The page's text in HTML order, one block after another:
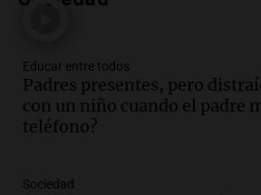
y críticas entre senadores
Panorama Federal
Episodios
Audio.
Marocco
Educar entre todos
Padres presentes, pero
con un niño cuando el padre
teléfono?
Sociedad